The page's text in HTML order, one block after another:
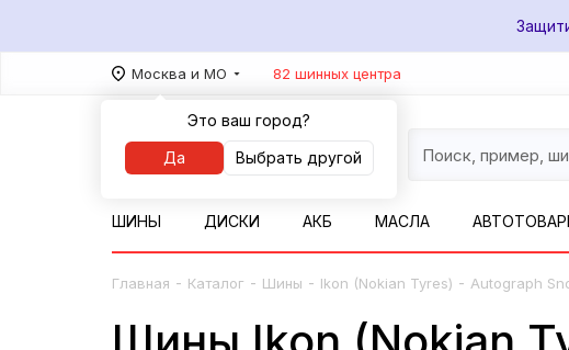
Москва и МО
Это ваш город?
Да
Выбрать другой
82 шинных центра
ШИНЫ ДИСКИ АКБ МАСЛА
Главная - Каталог - Шины - Ikon (Nokian Tyres) - Autograph